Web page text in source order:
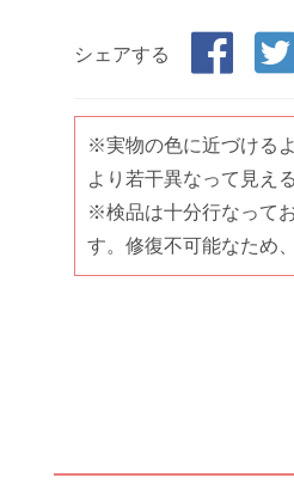
シェアする
※実物の色に近づける
より若干異なって見え
※検品は十分行なって
す。修復不可能なため